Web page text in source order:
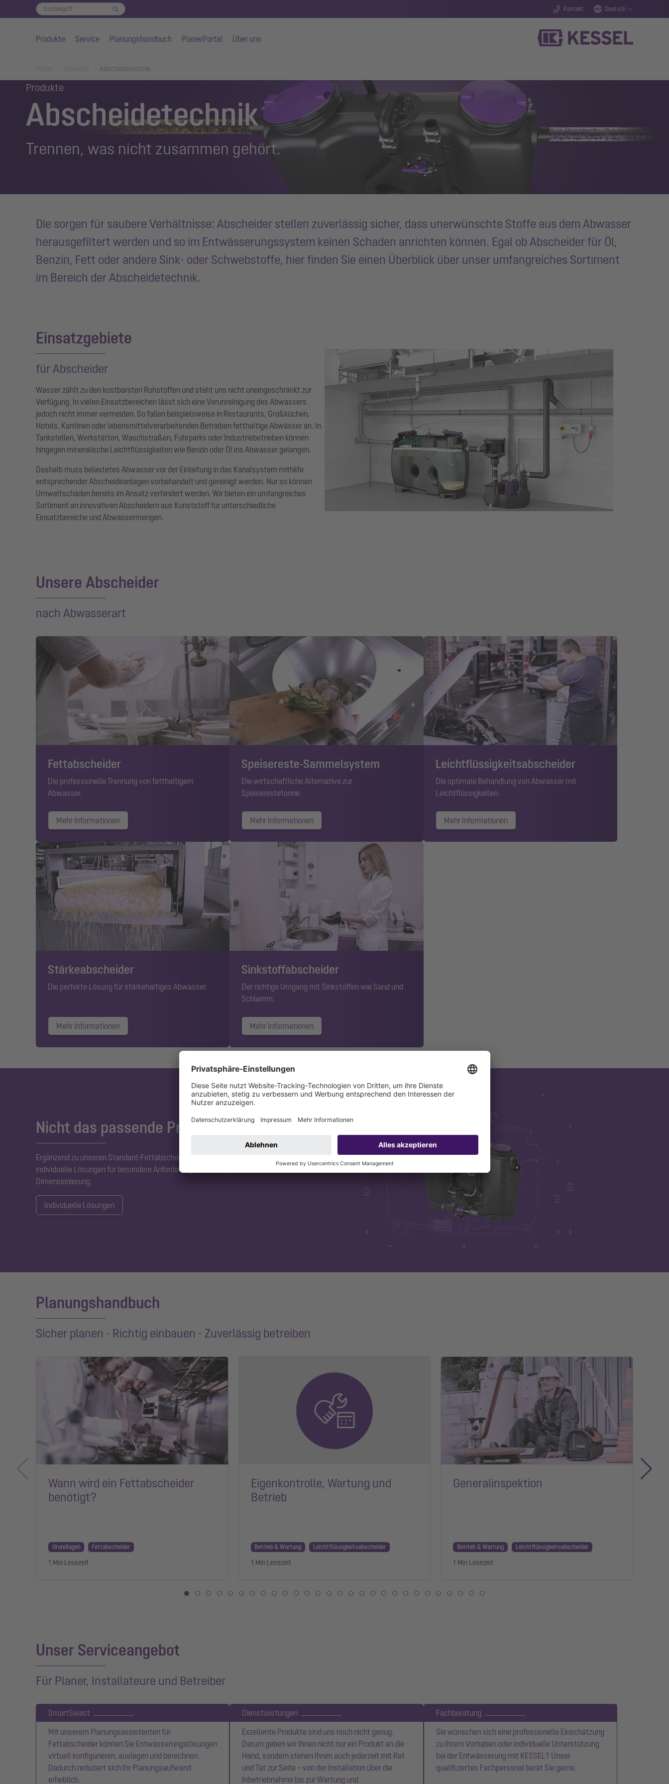
Kontakt Deutsch
Produkte Service Planungshandbuch PlanerPortal Über uns
Abscheidetechnik
Produkte
Abscheidetechnik
Trennen, was nicht zusammen gehört.
Die sorgen für saubere Verhältnisse: Abscheider stellen zuverlässig sicher, dass unerwünschte Stoffe aus dem Abwasser
herausgefiltert werden und so im Entwässerungssystem keinen Schaden anrichten können. Egal ob Abscheider für Öl,
Benzin, Fett oder andere Sink- oder Schwebstoffe, hier finden Sie einen Überblick über unser umfangreiches Sortiment
im Bereich der Abscheidetechnik.
Einsatzgebiete
für Abscheider
Wasser zählt zu den kostbarsten Rohstoffen und steht uns nicht uneingeschränkt zur
Verfügung. In vielen Einsatzbereichen lässt sich eine Verunreinigung des Abwassers
jedoch nicht immer vermeiden. So fallen beispielsweise in Restaurants, Großküchen,
Hotels, Kantinen oder lebensmittelverarbeitenden Betrieben fetthaltige Abwässer an. In
Tankstellen, Werkstätten, Waschstraßen, Fuhrparks oder Industriebetrieben können
hingegen mineralische Leichtflüssigkeiten wie Benzin oder Öl ins Abwasser gelangen.
Deshalb muss belastetes Abwasser vor der Einleitung in das Kanalsystem mithilfe
entsprechender Abscheideanlagen vorbehandelt und gereinigt werden. Nur so können
Umweltschäden bereits im Ansatz verhindert werden. Wir bieten ein umfangreiches
Sortiment an innovativen Abscheidern aus Kunststoff für unterschiedliche
Einsatzbereiche und Abwassermengen.
Unsere Abscheider
nach Abwasserart
Fettabscheider
Die professionelle Trennung von fetthaltigem
Abwasser.
Mehr Informationen
Speisereste-Sammelsystem
Die wirtschaftliche Alternative zur
Speiserestetonne.
Mehr Informationen
Leichtflüssigkeitsabscheider
Die optimale Behandlung von Abwasser mit
Leichtflüssigkeiten.
Mehr Informationen
Stärkeabscheider
Die perfekte Lösung für stärkehaltiges Abwasser.
Mehr Informationen
Sinkstoffabscheider
Der richtige Umgang mit Sinkstoffen wie Sand und
Schlamm.
Mehr Informationen
Nicht das passende Produkt gefunden?
Ergänzend zu unseren Standard-Fettabscheidern entwickeln wir auf Kundenwunsch
individuelle Lösungen für besondere Anforderungen in Form, Funktion und
Dimensionierung.
Individuelle Lösungen
Planungshandbuch
Sicher planen - Richtig einbauen - Zuverlässig betreiben
Wann wird ein Fettabscheider
benötigt?
Grundlagen Fettabscheider
1 Min Lesezeit
Eigenkontrolle, Wartung und
Betrieb
Betrieb & Wartung Leichtflüssigkeitsabscheider
1 Min Lesezeit
Generalinspektion
Betrieb & Wartung Leichtflüssigkeitsabscheider
1 Min Lesezeit
Unser Serviceangebot
Für Planer, Installateure und Betreiber
SmartSelect
Mit unserem Planungsassistenten für
Fettabscheider können Sie Entwässerungslösungen
virtuell konfigurieren, auslegen und berechnen.
Dadurch reduziert sich Ihr Planungsaufwand
erheblich.
Dienstleistungen
Exzellente Produkte sind uns noch nicht genug.
Darum geben wir Ihnen nicht nur ein Produkt an die
Hand, sondern stehen Ihnen auch jederzeit mit Rat
und Tat zur Seite – von der Installation über die
Inbetriebnahme bis zur Wartung und
Fachberatung
Sie wünschen sich eine professionelle Einschätzung
zu Ihrem Vorhaben oder individuelle Unterstützung
bei der Entwässerung mit KESSEL? Unser
qualifiziertes Fachpersonal berät Sie gerne.